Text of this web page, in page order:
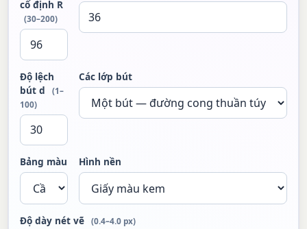
cố định R
(30–200)
Độ lệch
bút d
(1–
100)
Các lớp bút
Bảng màu Hình nền
Độ dày nét vẽ (0.4–4.0 px)